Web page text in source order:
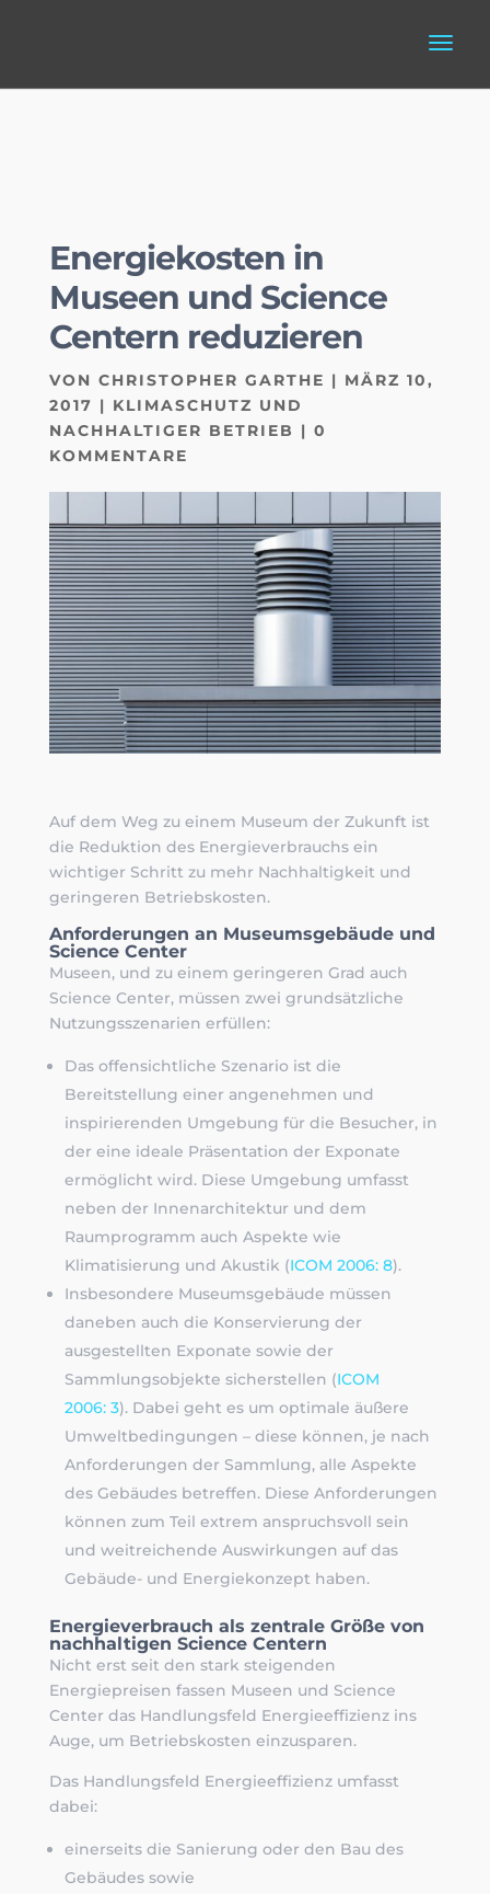
Energiekosten in
Museen und Science
Centern reduzieren
VON CHRISTOPHER GARTHE | MÄRZ 10,
2017 | KLIMASCHUTZ UND
NACHHALTIGER BETRIEB | 0
KOMMENTARE
Auf dem Weg zu einem Museum der Zukunft ist
die Reduktion des Energieverbrauchs ein
wichtiger Schritt zu mehr Nachhaltigkeit und
geringeren Betriebskosten.
Anforderungen an Museumsgebäude und
Science Center
Museen, und zu einem geringeren Grad auch
Science Center, müssen zwei grundsätzliche
Nutzungsszenarien erfüllen:
Das offensichtliche Szenario ist die
Bereitstellung einer angenehmen und
inspirierenden Umgebung für die Besucher, in
der eine ideale Präsentation der Exponate
ermöglicht wird. Diese Umgebung umfasst
neben der Innenarchitektur und dem
Raumprogramm auch Aspekte wie
Klimatisierung und Akustik (ICOM 2006: 8).
Insbesondere Museumsgebäude müssen
daneben auch die Konservierung der
ausgestellten Exponate sowie der
Sammlungsobjekte sicherstellen (ICOM
2006: 3). Dabei geht es um optimale äußere
Umweltbedingungen – diese können, je nach
Anforderungen der Sammlung, alle Aspekte
des Gebäudes betreffen. Diese Anforderungen
können zum Teil extrem anspruchsvoll sein
und weitreichende Auswirkungen auf das
Gebäude- und Energiekonzept haben.
Energieverbrauch als zentrale Größe von
nachhaltigen Science Centern
Nicht erst seit den stark steigenden
Energiepreisen fassen Museen und Science
Center das Handlungsfeld Energieeffizienz ins
Auge, um Betriebskosten einzusparen.
Das Handlungsfeld Energieeffizienz umfasst
dabei:
einerseits die Sanierung oder den Bau des
Gebäudes sowie